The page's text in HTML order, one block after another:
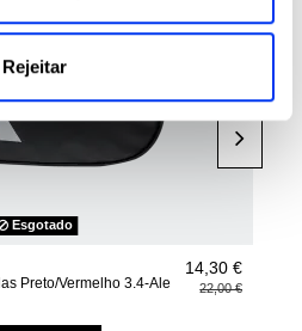
Rejeitar
Esgotado
Preto/Vermelho 3.4-Ale
14,30 €
22,00 €